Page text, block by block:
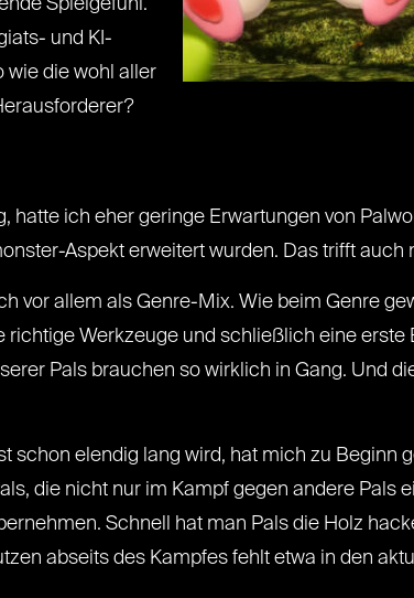
Spielgefühl.
und KI-
wie die wohl aller
hatte ich eher geringe Erwartungen von
Aspekt erweitert wurden. Das trifft auch
vor allem als Genre-Mix. Wie beim Genre
Werkzeuge und schließlich eine erste
Pals brauchen so wirklich in Gang. Und
schon elendig lang wird, hat mich zu Beginn
die nicht nur im Kampf gegen andere Pals
Schnell hat man Pals die Holz
abseits des Kampfes fehlt etwa in den